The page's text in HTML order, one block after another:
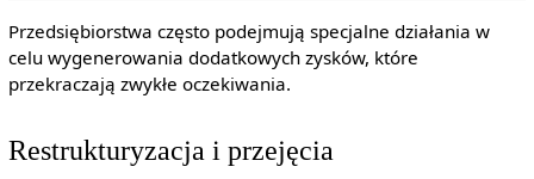
Przedsiębiorstwa często podejmują specjalne działania w
celu wygenerowania dodatkowych zysków, które
przekraczają zwykłe oczekiwania.
Restrukturyzacja i przejęcia